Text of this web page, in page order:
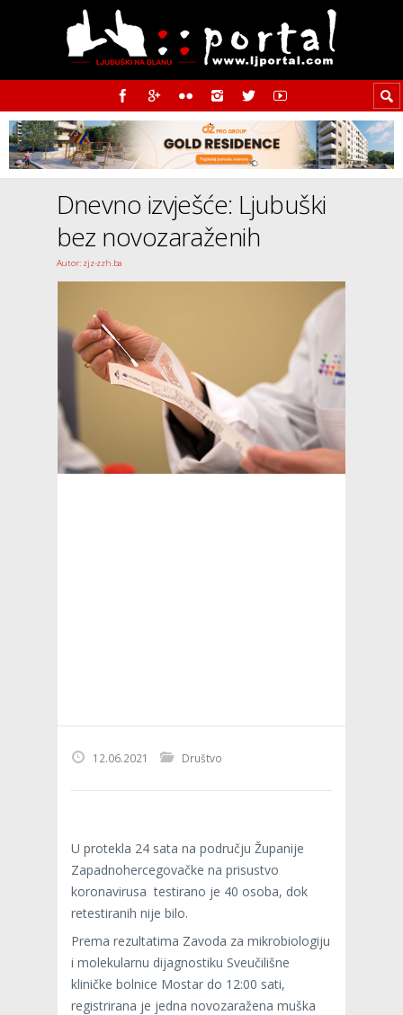
Dnevno izvješće: Ljubuški
bez novozaraženih
Autor: zjz-zzh.ba
12.06.2021 Društvo
U protekla 24 sata na području Županije
Zapadnohercegovačke na prisustvo
koronavirusa testirano je 40 osoba, dok
retestiranih nije bilo.
Prema rezultatima Zavoda za mikrobiologiju
i molekularnu dijagnostiku Sveučilišne
kliničke bolnice Mostar do 12:00 sati,
registrirana je jedna novozaražena muška